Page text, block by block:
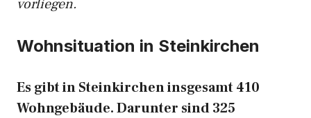
vorliegen.
Wohnsituation in Steinkirchen
Es gibt in Steinkirchen insgesamt 410
Wohngebäude. Darunter sind 325